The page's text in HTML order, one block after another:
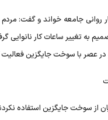
جامعه خواند و گفت:
عصر با سوخت جایگزین
از سوخت جایگزین استفاده